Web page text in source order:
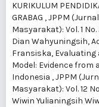
KURIKULUM
GRABAG ,JPPM
Masyarakat): Vol. 1
Dian Wahyuningsih,
Fransiska, Evaluating
Model: Evidence
Indonesia ,JPPM
Masyarakat): Vol. 12
Wiwin Yulianingsih